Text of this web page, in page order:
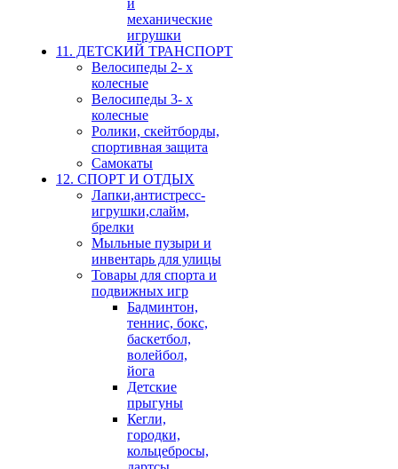
механические
игрушки
11. ДЕТСКИЙ ТРАНСПОРТ
Велосипеды 2- х
колесные
Велосипеды 3- х
колесные
Ролики, скейтборды,
спортивная защита
Самокаты
12. СПОРТ И ОТДЫХ
Лапки,антистресс-
игрушки,слайм,
брелки
Мыльные пузыри и
инвентарь для улицы
Товары для спорта и
подвижных игр
Бадминтон,
теннис, бокс,
баскетбол,
волейбол,
йога
Детские
прыгуны
Кегли,
городки,
кольцебросы,